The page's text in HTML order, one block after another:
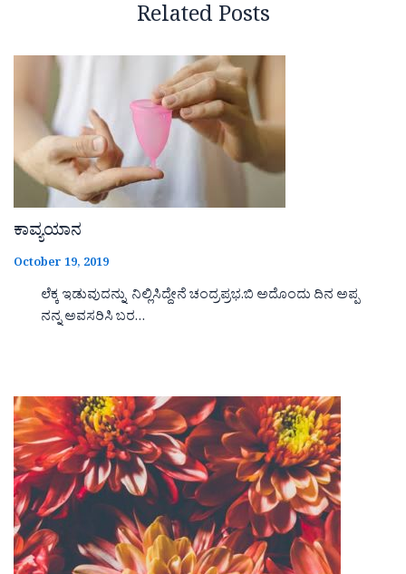
Related Posts
ಕಾವ್ಯಯಾನ
October 19, 2019
ಲೆಕ್ಕ ಇಡುವುದನ್ನು ನಿಲ್ಲಿಸಿದ್ದೇನೆ ಚಂದ್ರಪ್ರಭ.ಬಿ ಅದೊಂದು ದಿನ ಅಪ್ಪ
ನನ್ನ ಅವಸರಿಸಿ ಬರ…